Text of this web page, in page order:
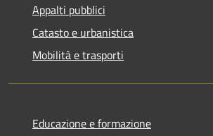
Appalti pubblici
Catasto e urbanistica
Mobilità e trasporti
Educazione e formazione